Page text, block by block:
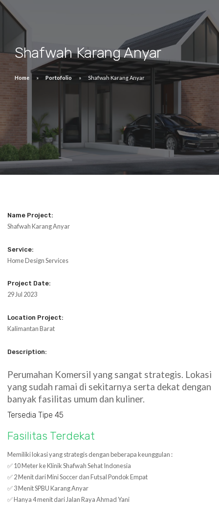
Shafwah Karang Anyar
Home Portofolio Shafwah Karang Anyar
Name Project:
Shafwah Karang Anyar
Service:
Home Design Services
Project Date:
29 Jul 2023
Location Project:
Kalimantan Barat
Description:
Perumahan Komersil yang sangat strategis. Lokasi
yang sudah ramai di sekitarnya serta dekat dengan
banyak fasilitas umum dan kuliner.
Tersedia Tipe 45
Fasilitas Terdekat
Memiliki lokasi yang strategis dengan beberapa keunggulan :
✅ 10 Meter ke Klinik Shafwah Sehat Indonesia
✅ 2 Menit dari Mini Soccer dan Futsal Pondok Empat
✅ 3 Menit SPBU Karang Anyar
✅ Hanya 4 menit dari Jalan Raya Ahmad Yani